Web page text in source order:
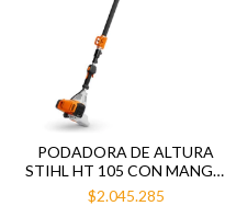
PODADORA DE ALTURA
STIHL HT 105 CON MANGO
TELESCÓPICO
$2.045.285